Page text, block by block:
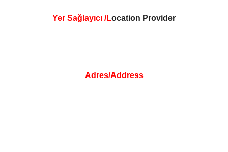
Yer Sağlayıcı /Location Provider
Adres/Address